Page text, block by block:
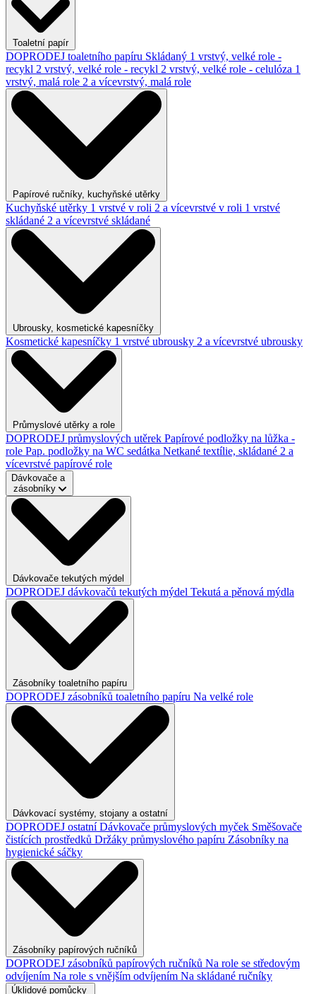
Toaletní papír
DOPRODEJ toaletního papíru Skládaný 1 vrstvý, velké role -
recykl 2 vrstvý, velké role - recykl 2 vrstvý, velké role - celulóza 1
vrstvý, malá role 2 a vícevrstvý, malá role
Papírové ručníky, kuchyňské utěrky
Kuchyňské utěrky 1 vrstvé v roli 2 a vícevrstvé v roli 1 vrstvé
skládané 2 a vícevrstvé skládané
Ubrousky, kosmetické kapesníčky
Kosmetické kapesníčky 1 vrstvé ubrousky 2 a vícevrstvé ubrousky
Průmyslové utěrky a role
DOPRODEJ průmyslových utěrek Papírové podložky na lůžka -
role Pap. podložky na WC sedátka Netkané textílie, skládané 2 a
vícevrstvé papírové role
Dávkovače a
zásobníky
Dávkovače tekutých mýdel
DOPRODEJ dávkovačů tekutých mýdel Tekutá a pěnová mýdla
Zásobníky toaletního papíru
DOPRODEJ zásobníků toaletního papíru Na velké role
Dávkovací systémy, stojany a ostatní
DOPRODEJ ostatníDávkovače průmyslových myček Směšovače
čistících prostředků Držáky průmyslového papíru Zásobníky na
hygienické sáčky
Zásobníky papírových ručníků
DOPRODEJ zásobníků papírových ručníků Na role se středovým
odvíjením Na role s vnějším odvíjením Na skládané ručníky
Úklidové pomůcky